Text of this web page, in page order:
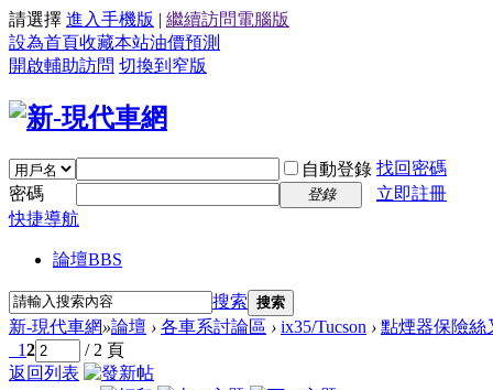
請選擇 進入手機版 | 繼續訪問電腦版
設為首頁收藏本站油價預測
開啟輔助訪問 切換到窄版
自動登錄 找回密碼
密碼
登錄
立即註冊
快捷導航
論壇BBS
搜索 搜索
新-現代車網»論壇 › 各車系討論區 › ix35/Tucson › 點煙器保險絲
12
/ 2 頁
返回列表